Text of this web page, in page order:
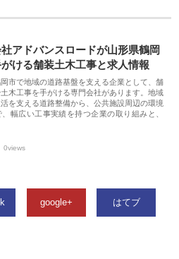
アドバンスロードが山形県鶴岡
ける舗装土木工事と求人情報
市で地域の道路基盤を支える企業として、舗
木工事を手がける専門会社があります。地域
を支える道路整備から、公共施設周辺の環境
幅広い工事実績を持つ企業の取り組みと、
0views
google+ はてブ